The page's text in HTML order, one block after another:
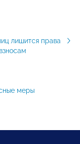
лишится права
меры